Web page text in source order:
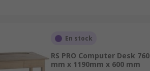
En stock
RS PRO Computer Desk 760
mm x 1190mm x 600 mm